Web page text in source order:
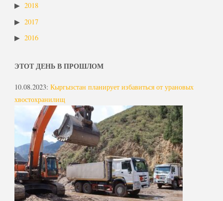
2018
2017
2016
ЭТОТ ДЕНЬ В ПРОШЛОМ
10.08.2023: Кыргызстан планирует избавиться от урановых
хвостохранилищ